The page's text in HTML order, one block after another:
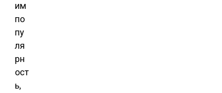
им
по
пу
ля
рн
ост
ь,